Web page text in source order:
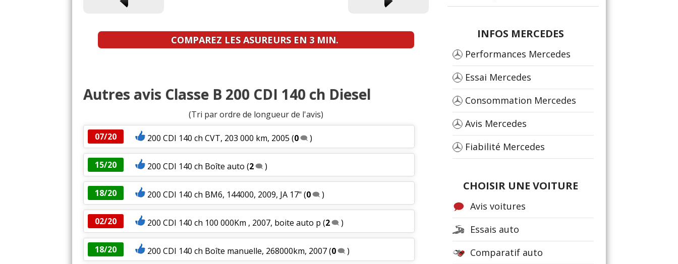
COMPAREZ LES ASUREURS EN 3 MIN.
Autres avis Classe B 200 CDI 140 ch Diesel
(Tri par ordre de longueur de l'avis)
07/20
200 CDI 140 ch CVT, 203 000 km, 2005 (0 )
15/20 200 CDI 140 ch Boîte auto (2 )
18/20 200 CDI 140 ch BM6, 144000, 2009, JA 17" (0 )
02/20 200 CDI 140 ch 100 000Km , 2007, boite auto p (2 )
18/20 200 CDI 140 ch Boîte manuelle, 268000km, 2007(0 )
INFOS MERCEDES
Performances Mercedes
Essai Mercedes
Consommation Mercedes
Avis Mercedes
Fiabilité Mercedes
CHOISIR UNE VOITURE
Avis voitures
Essais auto
Comparatif auto